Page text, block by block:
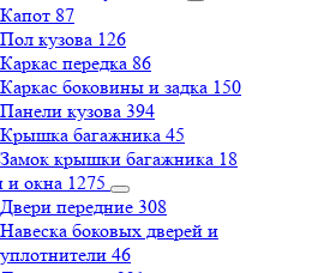
Капот 87
Пол кузова 126
Каркас передка 86
Каркас боковины и задка 150
Панели кузова 394
Крышка багажника 45
Замок крышки багажника 18
и окна 1275
Двери передние 308
Навеска боковых дверей и
уплотнители 46